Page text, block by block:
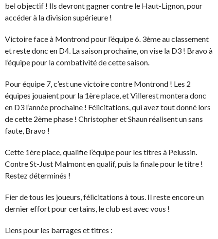
bel objectif ! Ils devront gagner contre le Haut-Lignon, pour
accéder à la division supérieure !
Victoire face à Montrond pour l’équipe 6. 3ème au classement
et reste donc en D4. La saison prochaine, on vise la D3 ! Bravo à
l’équipe pour la combativité de cette saison.
Pour équipe 7, c’est une victoire contre Montrond ! Les 2
équipes jouaient pour la 1ère place, et Villerest montera donc
en D3 l’année prochaine ! Félicitations, qui avez tout donné lors
de cette 2ème phase ! Christopher et Shaun réalisent un sans
faute, Bravo !
Cette 1ère place, qualifie l’équipe pour les titres à Pelussin.
Contre St-Just Malmont en qualif, puis la finale pour le titre !
Restez déterminés !
Fier de tous les joueurs, félicitations à tous. Il reste encore un
dernier effort pour certains, le club est avec vous !
Liens pour les barrages et titres :